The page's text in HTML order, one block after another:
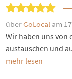
über GoLocal am
Wir haben uns von
austauschen und
mehr lesen